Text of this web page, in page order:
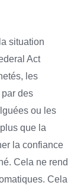
situation
Act
les
des
ou les
que la
la confiance
Cela ne rend
Cela